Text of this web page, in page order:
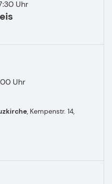
Uhr
Uhr
, Kempenstr. 14,